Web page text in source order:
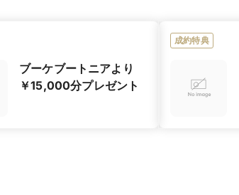
ブーケブートニアより
￥15,000分プレゼント
成約特典